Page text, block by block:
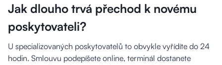
Jak dlouho trvá přechod k novému
poskytovateli?
U specializovaných poskytovatelů to obvykle vyřídíte do 24
hodin. Smlouvu podepíšete online, terminál dostanete